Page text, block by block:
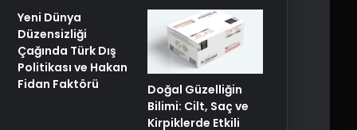
Yeni Dünya
Düzensizliği
Çağında Türk Dış
Politikası ve Hakan
Fidan Faktörü
Doğal Güzelliğin
Bilimi: Cilt, Saç ve
Kirpiklerde Etkili